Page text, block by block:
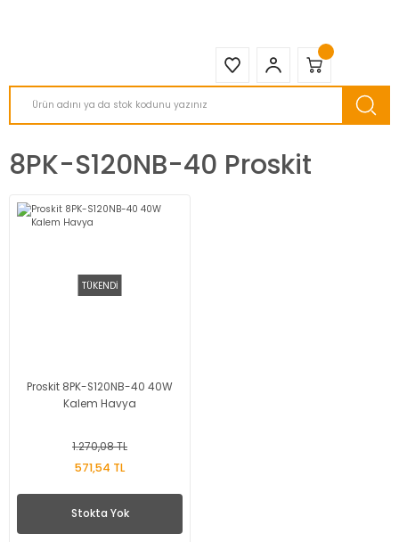
8PK-S120NB-40 Proskit
TÜKENDİ
Proskit 8PK-S120NB-40 40W
Kalem Havya
1.270,08 TL
571,54 TL
Stokta Yok